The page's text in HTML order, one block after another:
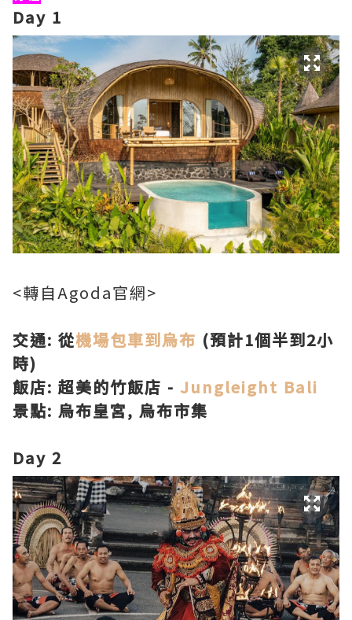
Day 1
<轉自Agoda官網>
交通: 從機場包車到烏布 (預計1個半到2小
時)
飯店: 超美的竹飯店 - Jungleight Bali
景點: 烏布皇宮, 烏布市集
Day 2